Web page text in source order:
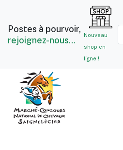
Postes à pourvoir,
rejoignez-nous…
Nouveau
shop en
ligne !